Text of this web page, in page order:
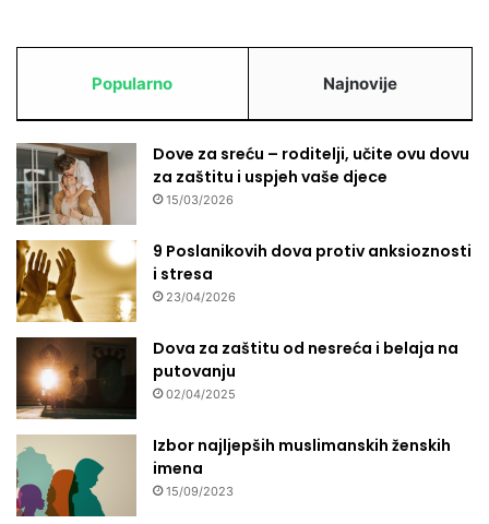
a
Popularno Najnovije
Dove za sreću – roditelji, učite ovu dovu
za zaštitu i uspjeh vaše djece
15/03/2026
9 Poslanikovih dova protiv anksioznosti
i stresa
23/04/2026
Dova za zaštitu od nesreća i belaja na
putovanju
02/04/2025
Izbor najljepših muslimanskih ženskih
imena
15/09/2023